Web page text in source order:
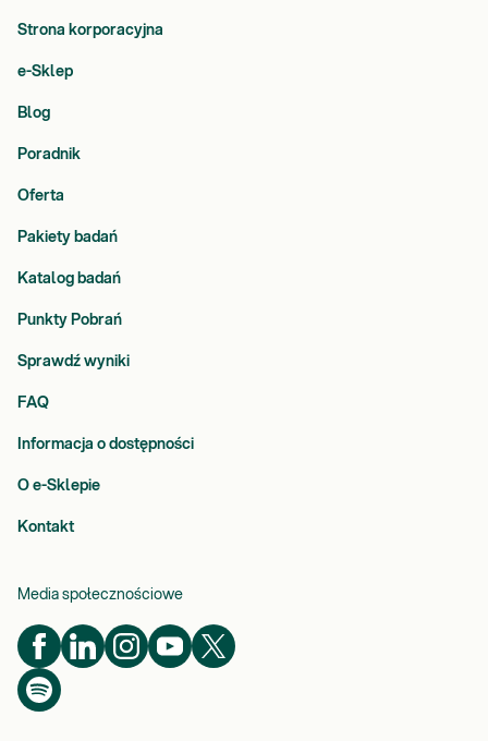
Strona korporacyjna
e-Sklep
Blog
Poradnik
Oferta
Pakiety badań
Katalog badań
Punkty Pobrań
Sprawdź wyniki
FAQ
Informacja o dostępności
O e-Sklepie
Kontakt
Media społecznościowe